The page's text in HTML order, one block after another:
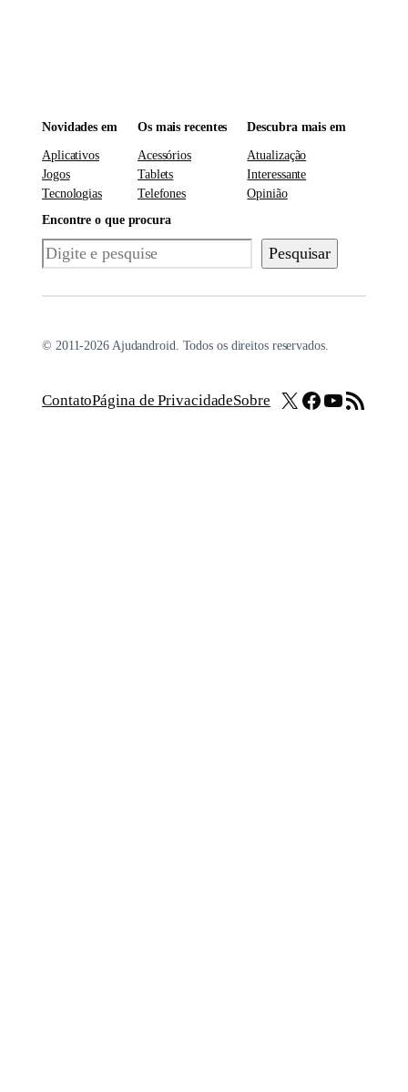
Novidades em
Aplicativos
Jogos
Tecnologias
Os mais recentes
Acessórios
Tablets
Telefones
Descubra mais em
Atualização
Interessante
Opinião
Encontre o que procura
Pesquisar Pesquisar
© 2011-2026 Ajudandroid. Todos os direitos reservados.
ContatoPágina de PrivacidadeSobre X Facebook
Youtube
Feed RSS